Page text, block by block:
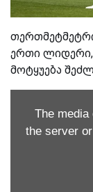
ერთი ლიდერი,
მოტყუება
The media
the server